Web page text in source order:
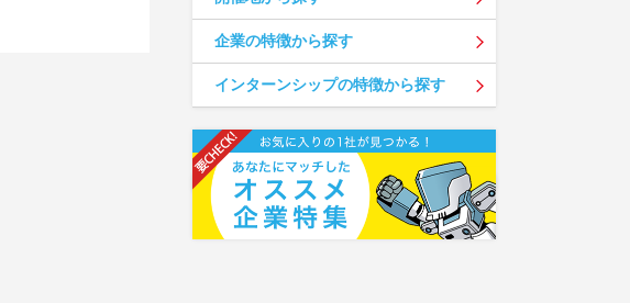
企業の特徴から探す
インターンシップの特徴から探す